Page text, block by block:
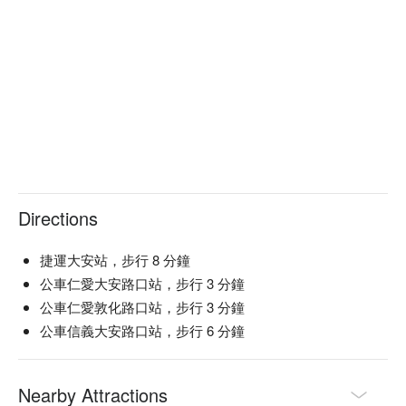
Directions
捷運大安站，步行 8 分鐘
公車仁愛大安路口站，步行 3 分鐘
公車仁愛敦化路口站，步行 3 分鐘
公車信義大安路口站，步行 6 分鐘
Nearby Attractions